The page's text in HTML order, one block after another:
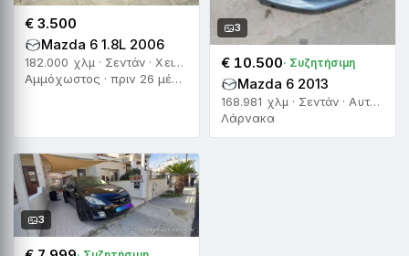
€ 3.500
Mazda 6 1.8L 2006
182.000 χλμ · Σεντάν · Χειροκίνητο
Αμμόχωστος · πριν 26 μέρες
3
€ 10.500· Συζητήσιμη
Mazda 6 2013
168.981 χλμ · Σεντάν · Αυτόματο
Λάρνακα
3